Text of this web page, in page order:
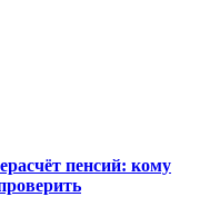
пенсий: кому